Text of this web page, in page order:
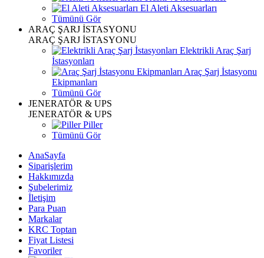
El Aleti Aksesuarları
Tümünü Gör
ARAÇ ŞARJ İSTASYONU
ARAÇ ŞARJ İSTASYONU
Elektrikli Araç Şarj
İstasyonları
Araç Şarj İstasyonu
Ekipmanları
Tümünü Gör
JENERATÖR & UPS
JENERATÖR & UPS
Piller
Tümünü Gör
AnaSayfa
Siparişlerim
Hakkımızda
Şubelerimiz
İletişim
Para Puan
Markalar
KRC Toptan
Fiyat Listesi
Favoriler